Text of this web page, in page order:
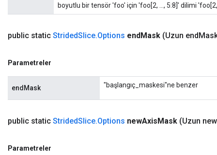
boyutlu bir tensör 'foo' için 'foo[2, ..., 5:8]' dilimi 'foo[2,
public static StridedSlice.Options endMask (Uzun end
Parametreler
endMask "başlangıç_maskesi"ne benzer
public static StridedSlice.Options newAxisMask (Uzun new
Parametreler